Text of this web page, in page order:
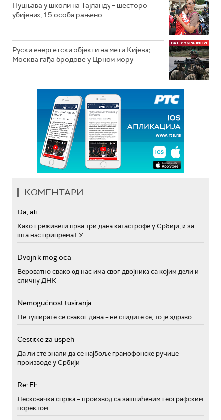
Пуцњава у школи на Тајланду – шесторо
убијених, 15 особа рањено
Руски енергетски објекти на мети Кијева;
Москва гађа бродове у Црном мору
КОМЕНТАРИ
Da, ali...
Како преживети прва три дана катастрофе у Србији, и за
шта нас припрема ЕУ
Dvojnik mog oca
Вероватно свако од нас има свог двојника са којим дели и
сличну ДНК
Nemogućnost tusiranja
Не туширате се сваког дана – не стидите се, то је здраво
Cestitke za uspeh
Да ли сте знали да се најбоље грамофонске ручице
производе у Србији
Re: Eh...
Лесковачка спржа – производ са заштићеним географским
пореклом